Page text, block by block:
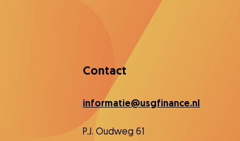
Contact
informatie@usgfinance.nl
P.J. Oudweg 61